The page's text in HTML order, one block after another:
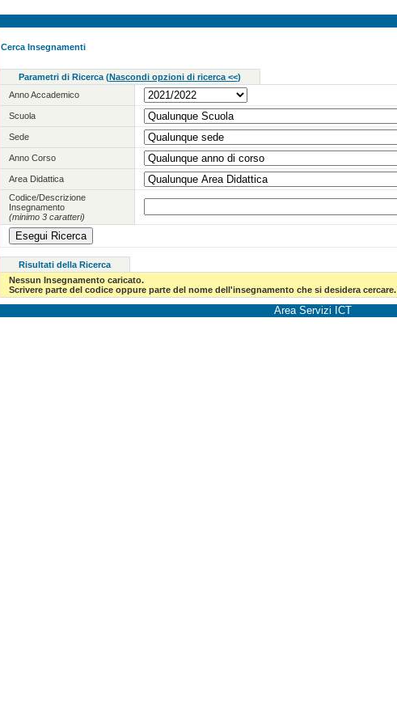
Cerca Insegnamenti
Parametri di Ricerca (Nascondi opzioni di ricerca <<)
Anno Accademico
Scuola
Sede
Anno Corso
Area Didattica
Codice/Descrizione
Insegnamento
(minimo 3 caratteri)
Risultati della Ricerca
Nessun Insegnamento caricato.
Scrivere parte del codice oppure parte del nome dell'insegnamento che si desidera cercare.
Area Servizi ICT